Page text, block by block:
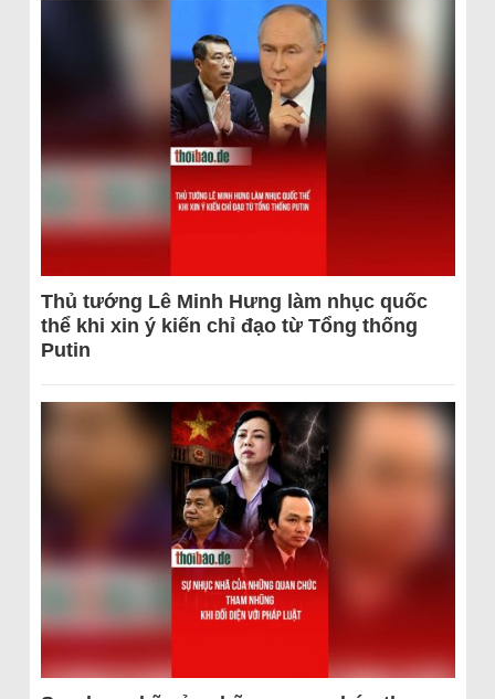
Thủ tướng Lê Minh Hưng làm nhục quốc
thể khi xin ý kiến chỉ đạo từ Tổng thống
Putin